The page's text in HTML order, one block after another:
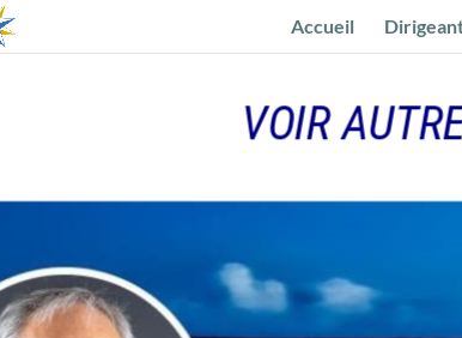
Accueil
VOIR